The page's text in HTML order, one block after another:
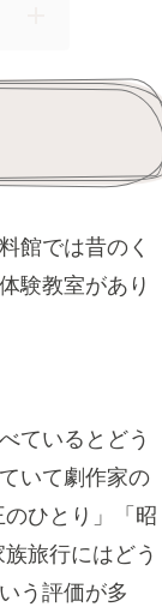
館では昔のく
験教室があり
ているとどう
いて劇作家の
ひとり」「昭
旅行にはどう
う評価が多